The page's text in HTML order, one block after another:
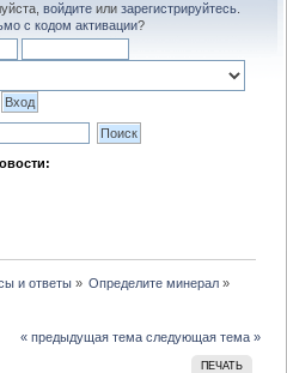
войдитеили зарегистрируйтесь.
с кодом активации?
и ответы» Определите минерал»
« предыдущая тема следующая тема »
ПЕЧАТЬ